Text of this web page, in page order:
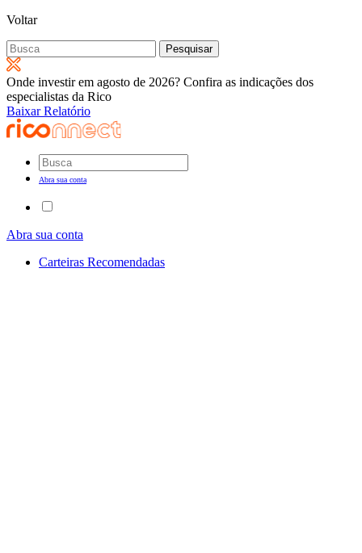
Voltar
Pesquisar
por:
Onde investir em agosto de 2026? Confira as indicações dos
especialistas da Rico
Baixar Relatório
Abra sua conta
Abra sua conta
Carteiras Recomendadas